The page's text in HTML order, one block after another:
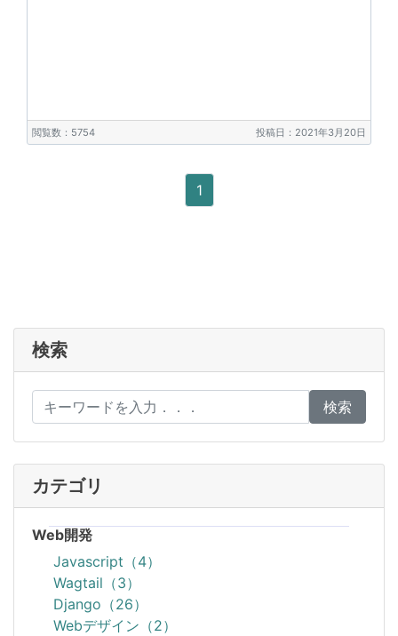
閲覧数：5754 投稿日：2021年3月20日
1
検索
検索
カテゴリ
Web開発
Javascript（4）
Wagtail（3）
Django（26）
Webデザイン（2）